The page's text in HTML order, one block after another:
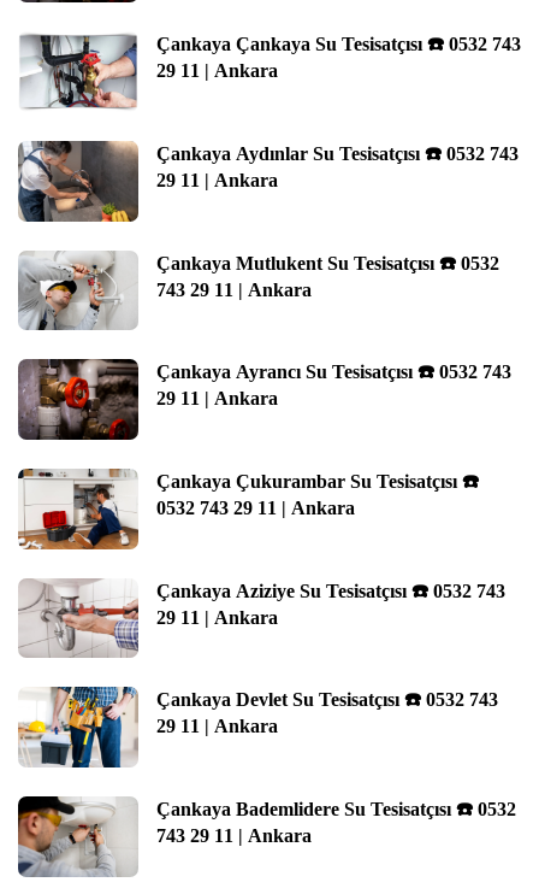
Çankaya Çankaya Su Tesisatçısı ☎️ 0532 743
29 11 | Ankara
Çankaya Aydınlar Su Tesisatçısı ☎️ 0532 743
29 11 | Ankara
Çankaya Mutlukent Su Tesisatçısı ☎️ 0532
743 29 11 | Ankara
Çankaya Ayrancı Su Tesisatçısı ☎️ 0532 743
29 11 | Ankara
Çankaya Çukurambar Su Tesisatçısı ☎️
0532 743 29 11 | Ankara
Çankaya Aziziye Su Tesisatçısı ☎️ 0532 743
29 11 | Ankara
Çankaya Devlet Su Tesisatçısı ☎️ 0532 743
29 11 | Ankara
Çankaya Bademlidere Su Tesisatçısı ☎️ 0532
743 29 11 | Ankara